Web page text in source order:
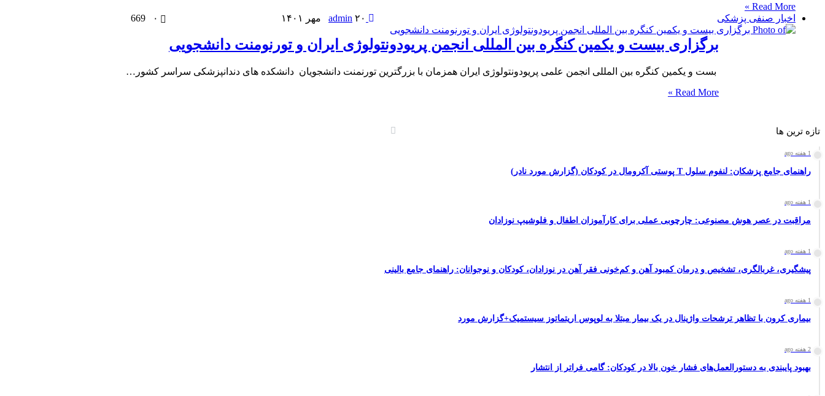
Read More »
اخبار صنفی پزشکی
۲۰ مهر ۱۴۰۱ ۰
برگزاری بیست و یکمین کنگره بین المللی انجمن پریودونتولوژی ایران و تورنومنت دانشجویی
بست و یکمین کنگره بین المللی انجمن علمی پریودونتولوژی ایران همزمان با بزرگترین تورنمنت دانشجویان دانشکده های دندانپزشکی سراسر کشور…
Read More »
تازه ترین ها
1 هفته ago
راهنمای جامع پزشکان: لنفوم سلول T پوستی آکرومال در کودکان (گزارش مورد نادر)
1 هفته ago
مراقبت در عصر هوش مصنوعی: چارچوبی عملی برای کارآموزان اطفال و فلوشیپ نوزادان
1 هفته ago
پیشگیری، غربالگری، تشخیص و درمان کمبود آهن و کم‌خونی فقر آهن در نوزادان، کودکان و نوجوانان: راهنمای جامع بالینی
1 هفته ago
بیماری کرون با تظاهر ترشحات واژینال در یک بیمار مبتلا به لوپوس اریتماتوز سیستمیک+گزارش مورد
2 هفته ago
بهبود پایبندی به دستورالعمل‌های فشار خون بالا در کودکان: گامی فراتر از انتشار